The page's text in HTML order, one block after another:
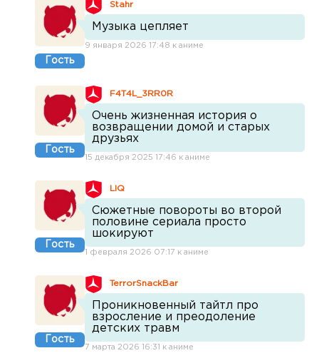
Гость
Stahr
Музыка цепляет
9 января 2026 17:48 к аниме
Гость
F4T4L_3RR0R
Очень жизненная история о
возвращении домой и старых
друзьях
15 декабря 2025 17:46 к аниме
Гость
LIQ
Сюжетные повороты во второй
половине сериала просто
шокируют
1 февраля 2026 07:17 к аниме
Гость
TerrorSnackBar
Проникновенный тайтл про
взросление и преодоление
детских травм
7 марта 2026 16:31 к аниме